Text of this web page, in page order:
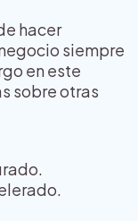
hacer
siempre
en este
sobre otras